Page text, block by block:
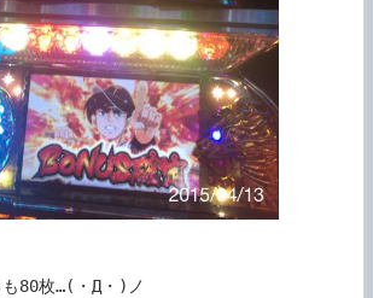
80枚…(・Д・)ノ